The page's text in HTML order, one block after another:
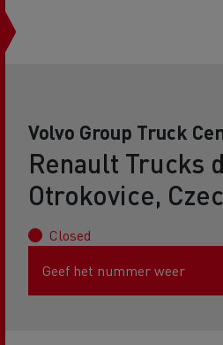
Volvo Group Truck
Renault Trucks
Otrokovice,
Closed
Geef het nummer weer